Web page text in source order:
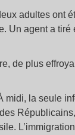
adultes ont
Un agent a
de plus
la seule